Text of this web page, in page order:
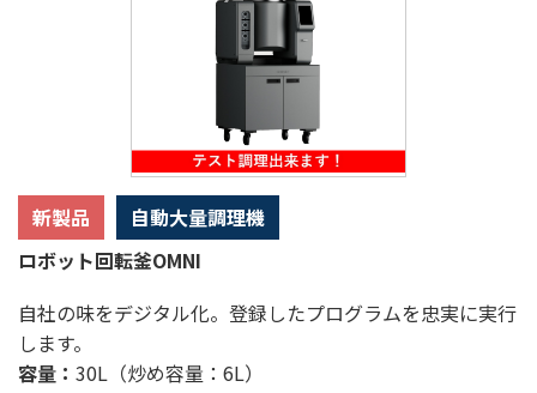
新製品
自動大量調理機
ロボット回転釜OMNI
自社の味をデジタル化。登録したプログラムを忠実に実行
します。
容量： 30L（炒め容量：6L）